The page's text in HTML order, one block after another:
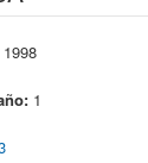
1998
1